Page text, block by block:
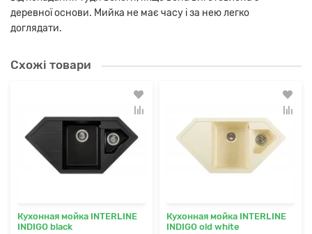
деревної основи. Мийка не має часу і за нею легко
доглядати.
Схожі товари
Кухонная мойка INTERLINE
INDIGO black
Кухонная мойка INTERLINE
INDIGO old white